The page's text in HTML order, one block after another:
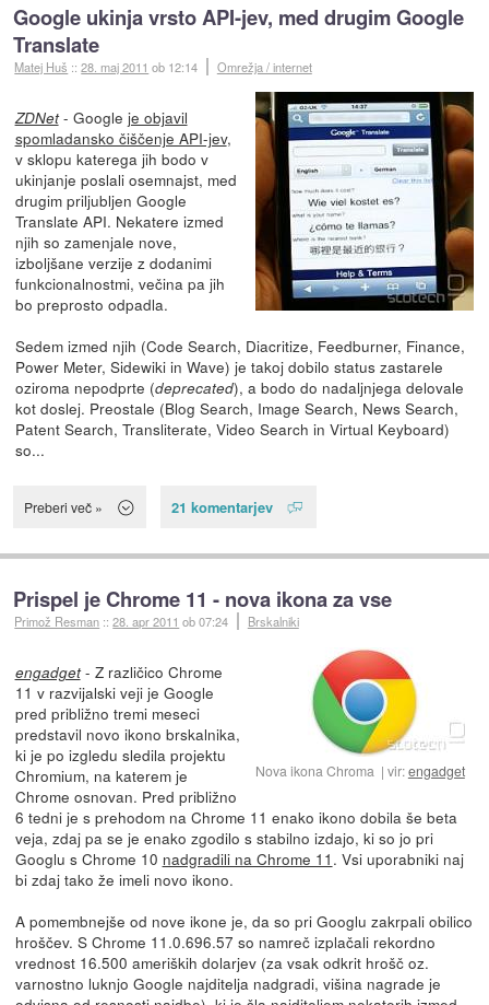
Google ukinja vrsto API-jev, med drugim Google
Translate
Matej Huš ::28. maj 2011 ob 12:14 Omrežja / internet
ZDNet- Google je objavil
spomladansko čiščenje API-jev,
v sklopu katerega jih bodo v
ukinjanje poslali osemnajst, med
drugim priljubljen Google
Translate API. Nekatere izmed
njih so zamenjale nove,
izboljšane verzije z dodanimi
funkcionalnostmi, večina pa jih
bo preprosto odpadla.
Sedem izmed njih (Code Search, Diacritize, Feedburner, Finance,
Power Meter, Sidewiki in Wave) je takoj dobilo status zastarele
oziroma nepodprte (deprecated), a bodo do nadaljnjega delovale
kot doslej. Preostale (Blog Search, Image Search, News Search,
Patent Search, Transliterate, Video Search in Virtual Keyboard)
so...
Preberi več » 21 komentarjev
Prispel je Chrome 11 - nova ikona za vse
Primož Resman ::28. apr 2011 ob 07:24 Brskalniki
Nova ikona Chroma vir:engadget
engadget- Z različico Chrome
11 v razvijalski veji je Google
pred približno tremi meseci
predstavil novo ikono brskalnika,
ki je po izgledu sledila projektu
Chromium, na katerem je
Chrome osnovan. Pred približno
6 tedni je s prehodom na Chrome 11 enako ikono dobila še beta
veja, zdaj pa se je enako zgodilo s stabilno izdajo, ki so jo pri
Googlu s Chrome 10 nadgradili na Chrome 11 . Vsi uporabniki naj
bi zdaj tako že imeli novo ikono.
A pomembnejše od nove ikone je, da so pri Googlu zakrpali obilico
hroščev. S Chrome 11.0.696.57 so namreč izplačali rekordno
vrednost 16.500 ameriških dolarjev (za vsak odkrit hrošč oz.
varnostno luknjo Google najditelja nadgradi, višina nagrade je